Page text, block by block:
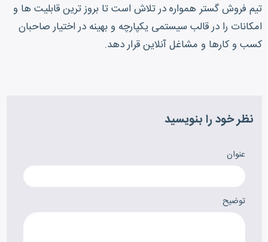
تیم فروش گستر همواره در تلاش است تا بروز ترین قابلیت ها و
امکانات را در قالب سیستمی یکپارچه و بهینه در اختیار صاحبان
کسب و کارها و مشاغل آنلاین قرار دهد.
نظر خود را بنویسید
عنوان
توضیح